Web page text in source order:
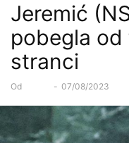
Jeremić
pobegla
stranci
Od - 07/08/2023